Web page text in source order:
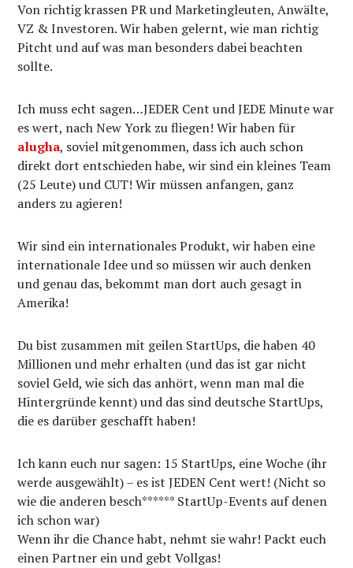
Von richtig krassen PR und Marketingleuten, Anwälte,
VZ & Investoren. Wir haben gelernt, wie man richtig
Pitcht und auf was man besonders dabei beachten
sollte.
Ich muss echt sagen…JEDER Cent und JEDE Minute war
es wert, nach New York zu fliegen! Wir haben für
alugha, soviel mitgenommen, dass ich auch schon
direkt dort entschieden habe, wir sind ein kleines Team
(25 Leute) und CUT! Wir müssen anfangen, ganz
anders zu agieren!
Wir sind ein internationales Produkt, wir haben eine
internationale Idee und so müssen wir auch denken
und genau das, bekommt man dort auch gesagt in
Amerika!
Du bist zusammen mit geilen StartUps, die haben 40
Millionen und mehr erhalten (und das ist gar nicht
soviel Geld, wie sich das anhört, wenn man mal die
Hintergründe kennt) und das sind deutsche StartUps,
die es darüber geschafft haben!
Ich kann euch nur sagen: 15 StartUps, eine Woche (ihr
werde ausgewählt) – es ist JEDEN Cent wert! (Nicht so
wie die anderen besch****** StartUp-Events auf denen
ich schon war)
Wenn ihr die Chance habt, nehmt sie wahr! Packt euch
einen Partner ein und gebt Vollgas!